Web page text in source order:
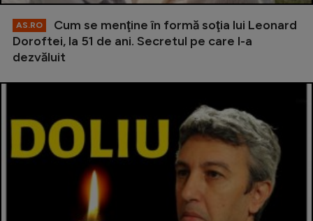
AS.RO
Cum se menţine în formă soţia lui Leonard
Doroftei, la 51 de ani. Secretul pe care l-a
dezvăluit